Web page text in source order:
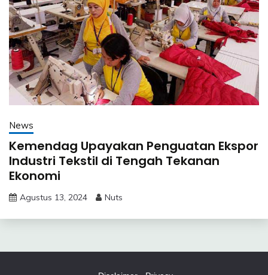
News
Kemendag Upayakan Penguatan Ekspor
Industri Tekstil di Tengah Tekanan
Ekonomi
Agustus 13, 2024 Nuts